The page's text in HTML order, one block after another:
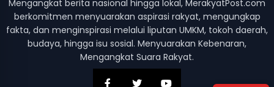
Mengangkat berita nasional hingga lokal, MerakyatPost.com
berkomitmen menyuarakan aspirasi rakyat, mengungkap
fakta, dan menginspirasi melalui liputan UMKM, tokoh daerah,
budaya, hingga isu sosial. Menyuarakan Kebenaran,
Mengangkat Suara Rakyat.